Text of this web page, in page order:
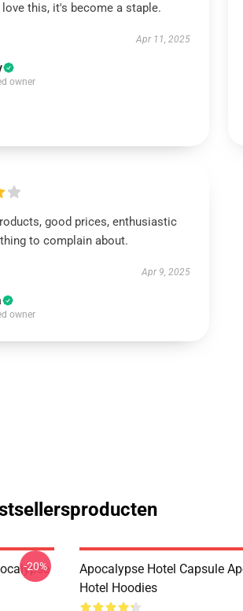
this, it's become a staple.
Apr 11, 2025
owner
good prices, enthusiastic
to complain about.
Apr 9, 2025
owner
-20%
Apocalypse Hotel Capsule
Hotel Hoodies